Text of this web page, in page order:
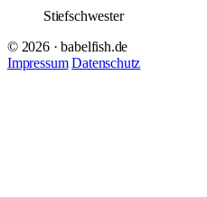
Stiefschwester
© 2026 · babelfish.de
Impressum Datenschutz